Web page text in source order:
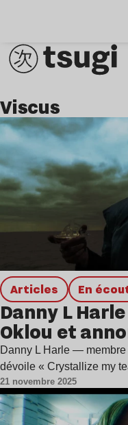
viscus
Articles en
Danny L
Oklou et
Danny L Harle —
dévoile « Crystallize my
21 novembre 2025